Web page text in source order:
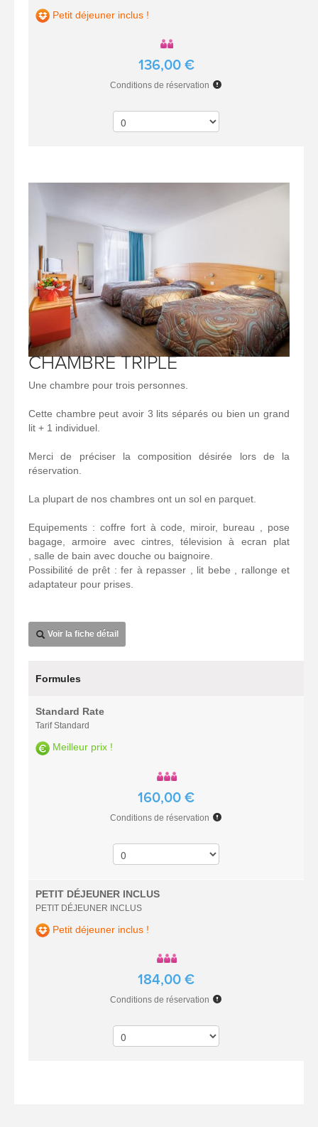
Petit déjeuner inclus !
136,00 €
Conditions de réservation
CHAMBRE TRIPLE
Une chambre pour trois personnes.
Cette chambre peut avoir 3 lits séparés ou bien un grand
lit + 1 individuel.
Merci de préciser la composition désirée lors de la
réservation.
La plupart de nos chambres ont un sol en parquet.
Equipements : coffre fort à code, miroir, bureau , pose
bagage, armoire avec cintres, télevision à ecran plat
, salle de bain avec douche ou baignoire.
Possibilité de prêt : fer à repasser , lit bebe , rallonge et
adaptateur pour prises.
Voir la fiche détail
Formules
Standard Rate
Tarif Standard
Meilleur prix !
160,00 €
Conditions de réservation
PETIT DÉJEUNER INCLUS
PETIT DÉJEUNER INCLUS
Petit déjeuner inclus !
184,00 €
Conditions de réservation